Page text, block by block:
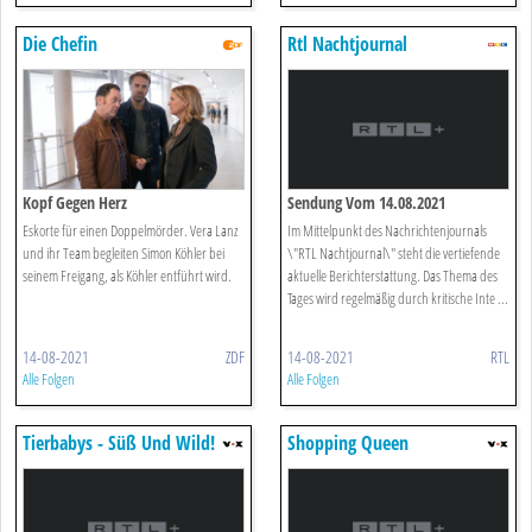
Die Chefin
Kopf Gegen Herz
Eskorte für einen Doppelmörder. Vera Lanz
und ihr Team begleiten Simon Köhler bei
seinem Freigang, als Köhler entführt wird.
14-08-2021 ZDF
Alle Folgen
Rtl Nachtjournal
Sendung Vom 14.08.2021
Im Mittelpunkt des Nachrichtenjournals
\"RTL Nachtjournal\" steht die vertiefende
aktuelle Berichterstattung. Das Thema des
Tages wird regelmäßig durch kritische Inte ...
14-08-2021 RTL
Alle Folgen
Tierbabys - Süß Und Wild! Shopping Queen